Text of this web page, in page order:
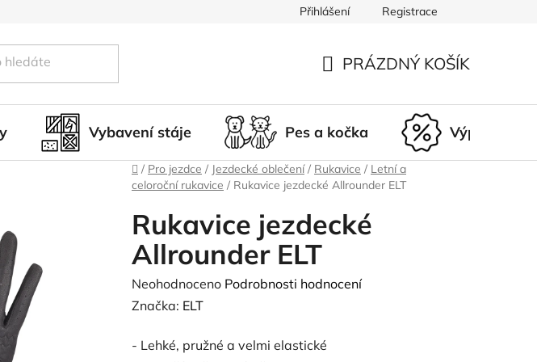
Doprava a platba Nepřevzetí zásilky
Přihlášení Registrace
KOŠÍK
PRÁZDNÝ KOŠÍK
Vybavení stáje Pes a kočka Výprodej
Domů
/ Pro jezdce / Jezdecké oblečení / Rukavice / Letní a
celoroční rukavice / Rukavice jezdecké Allrounder ELT
Rukavice jezdecké
Allrounder ELT
Průměrné
hodnocení
je
Neohodnoceno Podrobnosti hodnocení
Značka: ELT
- Lehké, pružné a velmi elastické